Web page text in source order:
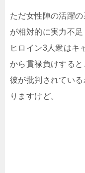
ただ女性陣の活躍
が相対的に実力不足
ヒロイン3人衆はキ
から貫禄負けすると
彼が批判されてい
りますけど。